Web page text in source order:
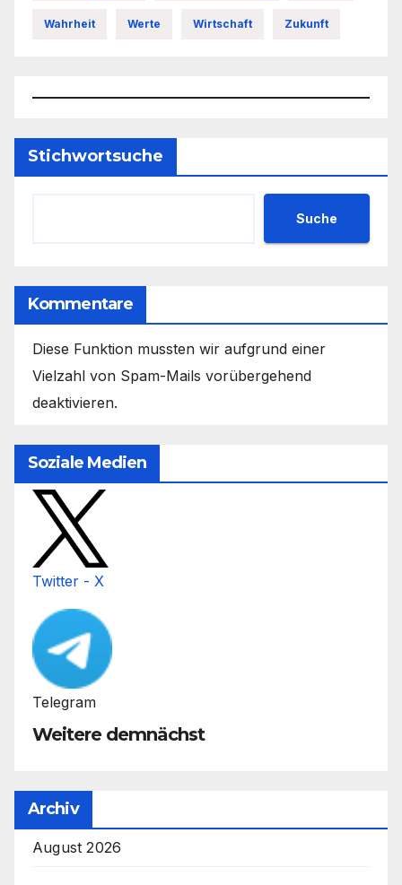
Wahrheit Werte Wirtschaft Zukunft
Stichwortsuche
Suche
Kommentare
Diese Funktion mussten wir aufgrund einer
Vielzahl von Spam-Mails vorübergehend
deaktivieren.
Soziale Medien
Twitter - X
Telegram
Weitere demnächst
Archiv
August 2026